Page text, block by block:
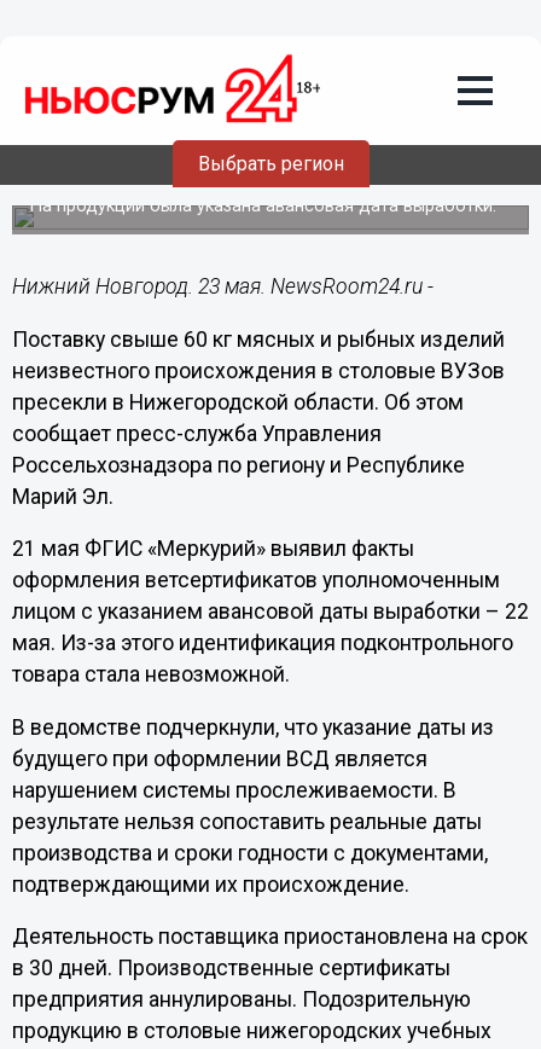
Выбрать регион
23.05.202411:49
60 кг неизвестного мяса хотели
поставить в нижегородские ВУЗы
На продукции была указана авансовая дата выработки.
Нижний Новгород. 23 мая. NewsRoom24.ru -
Поставку свыше 60 кг мясных и рыбных изделий
неизвестного происхождения в столовые ВУЗов
пресекли в Нижегородской области. Об этом
сообщает пресс-служба Управления
Россельхознадзора по региону и Республике
Марий Эл.
21 мая ФГИС «Меркурий» выявил факты
оформления ветсертификатов уполномоченным
лицом с указанием авансовой даты выработки – 22
мая. Из-за этого идентификация подконтрольного
товара стала невозможной.
В ведомстве подчеркнули, что указание даты из
будущего при оформлении ВСД является
нарушением системы прослеживаемости. В
результате нельзя сопоставить реальные даты
производства и сроки годности с документами,
подтверждающими их происхождение.
Деятельность поставщика приостановлена на срок
в 30 дней. Производственные сертификаты
предприятия аннулированы. Подозрительную
продукцию в столовые нижегородских учебных